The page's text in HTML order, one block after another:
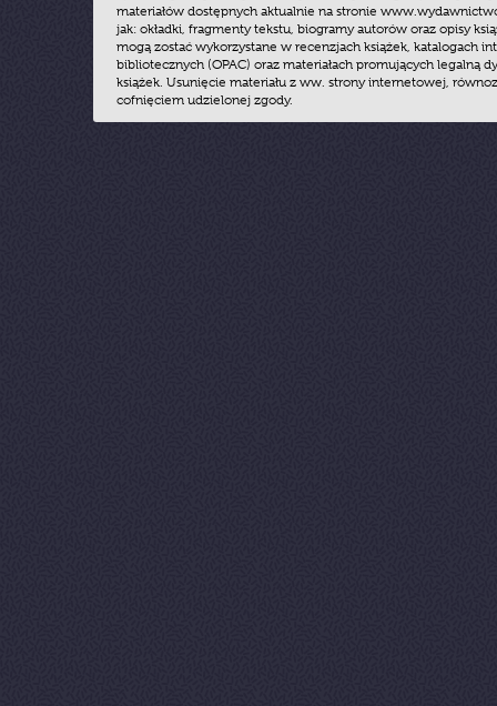
materiałów dostępnych aktualnie na stronie
jak: okładki, fragmenty tekstu, biogramy autorów oraz opisy
mogą zostać wykorzystane w recenzjach książek, katalogach
bibliotecznych (OPAC) oraz materiałach promujących legalną
książek. Usunięcie materiału z ww. strony internetowej,
cofnięciem udzielonej zgody.